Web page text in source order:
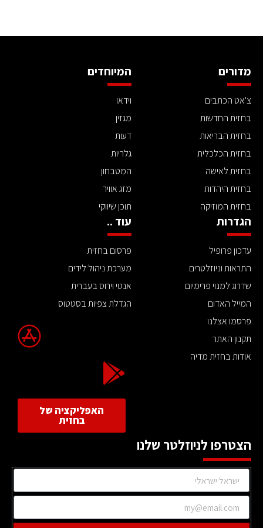
מדורים
צ'אט הכתבים
בחזית החדשות
בחזית הבריאות
בחזית הכלכלית
בחזית לאישה
בחזית היהדות
בחזית המוזיקה
המיוחדים
וידאו
מגזין
דעות
גלריות
המטבחון
מזג אוויר
תוכן שיווקי
הגדרות
עדכון פרופיל
התראות וניוזלטרים
שדרוג למנוי פרימיום
המייל האדום
פרסמו אצלנו
תקנון האתר
אודות בחזית מדיה
עוד ..
פרסום בחזית
מערכת ניהול לידים
אנטי וירוס בעברית
הגדלת צפיות בסטטוס
האפליקציה של
בחזית
הצטרפו לניוזלטר שלנו